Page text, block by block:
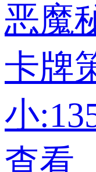
恶魔
卡牌
小
查看